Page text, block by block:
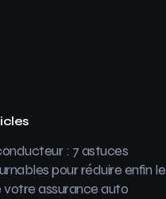
: 7 astuces
pour réduire enfin le
assurance auto